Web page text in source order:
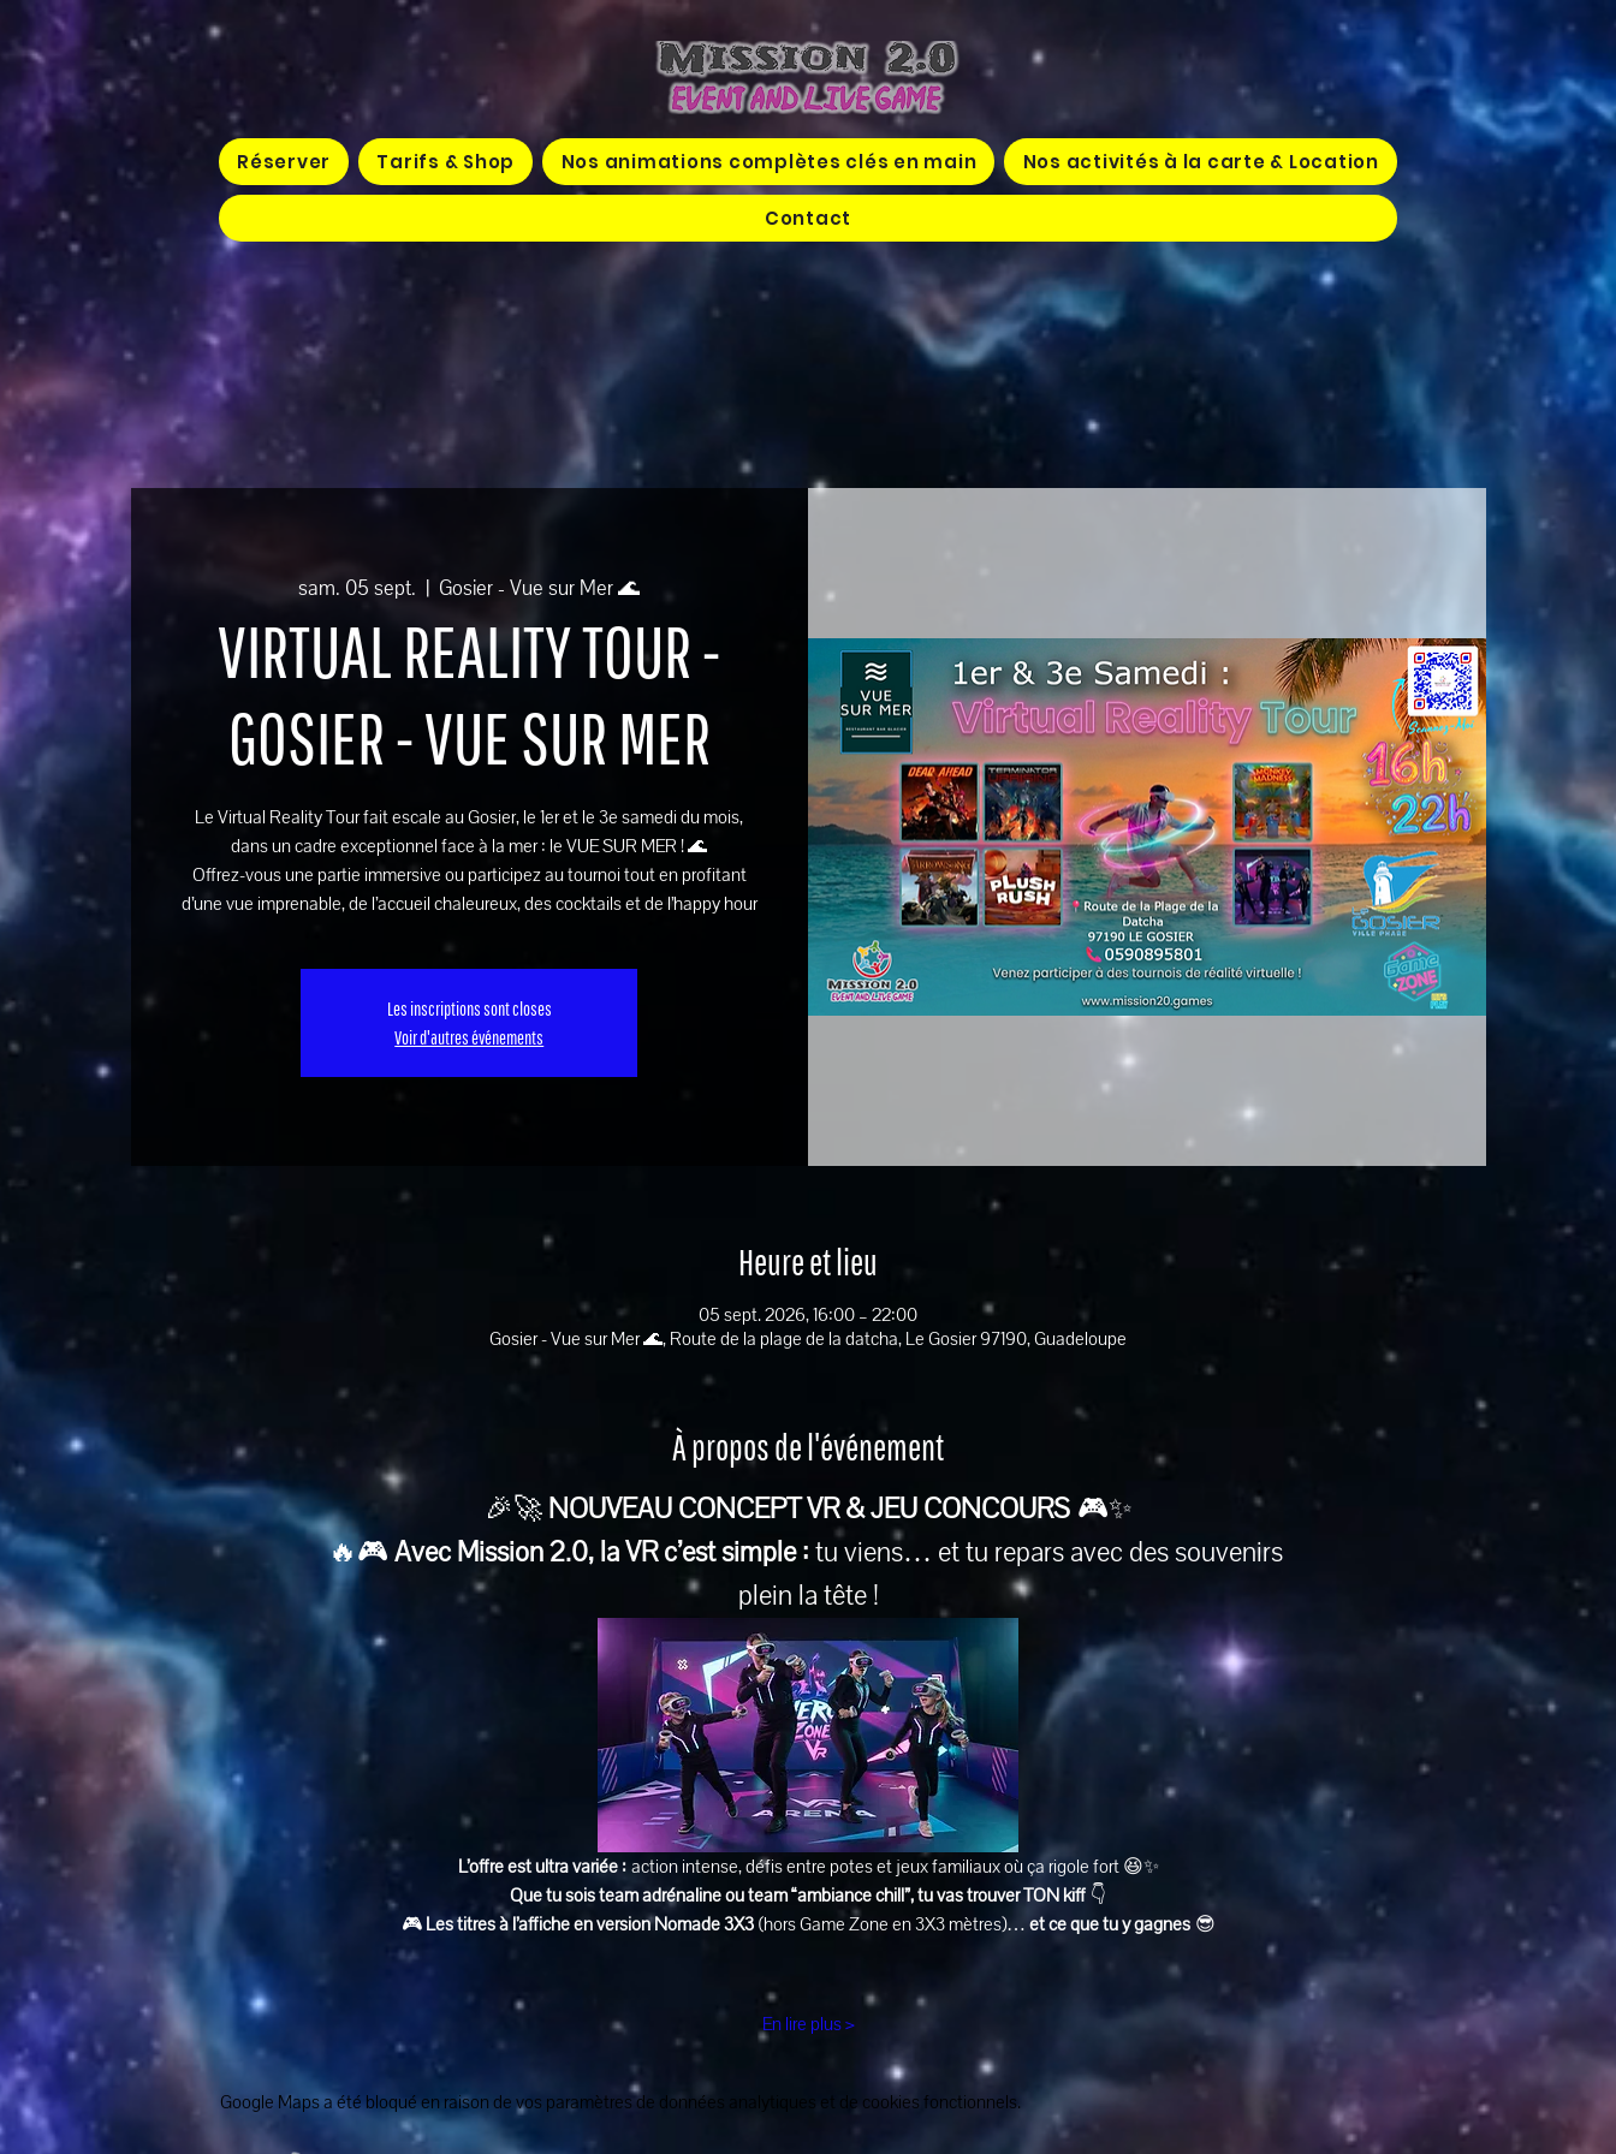
Réserver Tarifs & Shop Nos animations complètes clés en main Nos activités à la carte & Location
Contact
sam. 05 sept.
  |
Gosier - Vue sur Mer 🌊
VIRTUAL REALITY TOUR -
GOSIER - VUE SUR MER
Le Virtual Reality Tour fait escale au Gosier, le 1er et le 3e samedi du mois,
dans un cadre exceptionnel face à la mer : le VUE SUR MER ! 🌊
Offrez-vous une partie immersive ou participez au tournoi tout en profitant
d’une vue imprenable, de l’accueil chaleureux, des cocktails et de l’happy hour
Les inscriptions sont closes
Voir d'autres événements
Heure et lieu
05 sept. 2026, 16:00 – 22:00
Gosier - Vue sur Mer 🌊, Route de la plage de la datcha, Le Gosier 97190, Guadeloupe
À propos de l'événement
🎉🚀 NOUVEAU CONCEPT VR & JEU CONCOURS 🎮✨
🔥🎮 Avec Mission 2.0, la VR c’est simple : tu viens… et tu repars avec des souvenirs
plein la tête !
L’offre est ultra variée : action intense, défis entre potes et jeux familiaux où ça rigole fort 😆✨
Que tu sois team adrénaline ou team “ambiance chill”, tu vas trouver TON kiff 👇
🎮 Les titres à l’affiche en version Nomade 3X3 (hors Game Zone en 3X3 mètres)… et ce que tu y gagnes 😎
En lire plus >
Google Maps a été bloqué en raison de vos paramètres de données analytiques et de cookies fonctionnels.